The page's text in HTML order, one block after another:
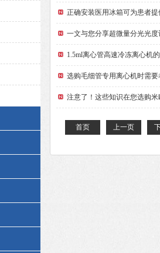
正确安装医用冰箱可为患者
一文与您分享超微量分光光
1.5ml离心管高速冷冻离心机
选购毛细管专用离心机时需
注意了！这些知识在您选购
首页 上一页